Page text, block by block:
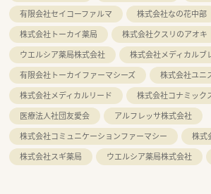
有限会社セイコーファルマ
株式会社なの花中部
株式会社トーカイ薬局
株式会社クスリのアオキ
ウエルシア薬局株式会社
株式会社メディカルブ
有限会社トーカイファーマシーズ
株式会社ユニ
株式会社メディカルリード
株式会社コナミック
医療法人社団友愛会
アルフレッサ株式会社
株式会社コミュニケーションファーマシー
株式
株式会社スギ薬局
ウエルシア薬局株式会社